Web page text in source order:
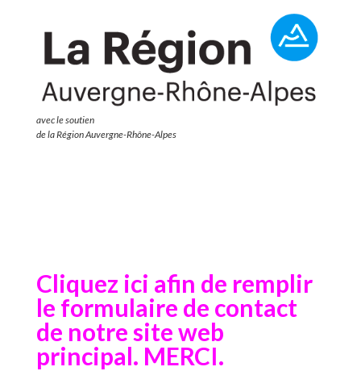
avec le soutien
de la Région Auvergne-Rhône-Alpes
Cliquez ici afin de remplir
le formulaire de contact
de notre site web
principal. MERCI.